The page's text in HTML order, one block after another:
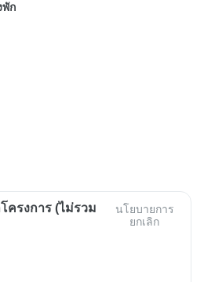
พัก
ครงการ (ไม่รวม
นโยบายการ
ยกเลิก